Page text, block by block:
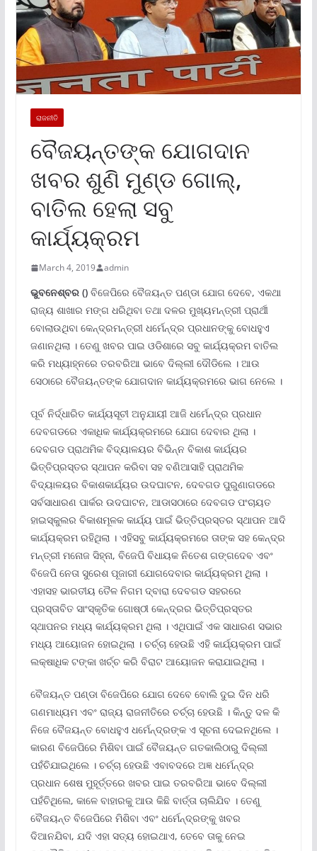
ରାଜନୀତି
ବୈଜୟନ୍ତଙ୍କ ଯୋଗଦାନ
ଖବର ଶୁଣି ମୁଣ୍ଡ ଗୋଲ୍,
ବାତିଲ ହେଲା ସବୁ
କାର୍ଯ୍ୟକ୍ରମ
March 4, 2019 admin
ଭୁବନେଶ୍ବର ()ବିଜେପିରେ ବୈଜୟନ୍ତ ପଣ୍ଡା ଯୋଗ ଦେବେ, ଏକଥା
ରାଜ୍ୟ ଶାଖାର ମଙ୍ଗ ଧରିଥିବା ତଥା ଦଳର ମୁଖ୍ୟମନ୍ତ୍ରୀ ପ୍ରାର୍ଥୀ
ବୋଲାଉଥିବା କେନ୍ଦ୍ରମନ୍ତ୍ରୀ ଧର୍ମେନ୍ଦ୍ର ପ୍ରଧାନଙ୍କୁ ବୋଧହୁଏ
ଜଣାନଥିଲା । ତେଣୁ ଖବର ପାଇ ଓଡିଶାରେ ସବୁ କାର୍ଯ୍ୟକ୍ରମ ବାତିଲ
କରି ମଧ୍ୟାହ୍ନରେ ତରବରିଆ ଭାବେ ଦିଲ୍ଲୀ ଦୌଡିଲେ । ଆଉ
ସେଠାରେ ବୈଜୟନ୍ତଙ୍କ ଯୋଗଦାନ କାର୍ଯ୍ୟକ୍ରମରେ ଭାଗ ନେଲେ ।
ପୂର୍ବ ନିର୍ଦ୍ଧାରିତ କାର୍ଯ୍ୟସୂଚୀ ଅନୁଯାୟୀ ଆଜି ଧର୍ମେନ୍ଦ୍ର ପ୍ରଧାନ
ଦେବଗଡରେ ଏକାଧିକ କାର୍ଯ୍ୟକ୍ରମରେ ଯୋଗ ଦେବାର ଥିଲା ।
ଦେବଗଡ ପ୍ରାଥମିକ ବିଦ୍ୟାଳୟର ବିଭିନ୍ନ ବିକାଶ କାର୍ଯ୍ୟର
ଭିତ୍ତିପ୍ରସ୍ତର ସ୍ଥାପନ କରିବା ସହ ବଣିଆସାହି ପ୍ରାଥମିକ
ବିଦ୍ୟାଳୟର ବିକାଶକାର୍ଯ୍ୟର ଉଦଘାଟନ, ଦେବଗଡ ପୁରୁଣାଗଡରେ
ସର୍ବସାଧାରଣ ପାର୍କର ଉଦଘାଟନ, ଆଡାସଠାରେ ଦେବଗଡ ପଂଚାୟତ
ହାଇସ୍କୁଲର ବିକାଶମୂଳକ କାର୍ଯ୍ୟ ପାଇଁ ଭିତ୍ତିପ୍ରସ୍ତର ସ୍ଥାପନ ଆଦି
କାର୍ଯ୍ୟକ୍ରମ ରହିଥିଲା । ଏହିସବୁ କାର୍ଯ୍ୟକ୍ରମରେ ତାଙ୍କ ସହ କେନ୍ଦ୍ର
ମନ୍ତ୍ରୀ ମନୋଜ ସିହ୍ନା, ବିଜେପି ବିଧାୟକ ନିତେଶ ଗଙ୍ଗଦେବ ଏବଂ
ବିଜେପି ନେତା ସୁରେଶ ପୂଜାରୀ ଯୋଗଦେବାର କାର୍ଯ୍ୟକ୍ରମ ଥିଲା ।
ଏହାସହ ଭାରତୀୟ ତୈଳ ନିଗମ ଦ୍ବାରା ଦେବଗଡ ସହରରେ
ପ୍ରସ୍ତାବିତ ସାଂସ୍କୃତିକ ଗୋଷ୍ଠୀ କେନ୍ଦ୍ରର ଭିତ୍ତିପ୍ରସ୍ତର
ସ୍ଥାପନର ମଧ୍ୟ କାର୍ଯ୍ୟକ୍ରମ ଥିଲା । ଏଥିପାଇଁ ଏକ ସାଧାରଣ ସଭାର
ମଧ୍ୟ ଆୟୋଜନ ହୋଇଥିଲା । ଚର୍ଚ୍ଚା ହେଉଛି ଏହି କାର୍ଯ୍ୟକ୍ରମ ପାଇଁ
ଲକ୍ଷାଧିକ ଟଙ୍କା ଖର୍ଚ୍ଚ କରି ବିରାଟ ଆୟୋଜନ କରାଯାଇଥିଲା ।
ବୈଜୟନ୍ତ ପଣ୍ଡା ବିଜେପିରେ ଯୋଗ ଦେବେ ବୋଲି ଦୁଇ ଦିନ ଧରି
ଗଣମାଧ୍ୟମ ଏବଂ ରାଜ୍ୟ ରାଜନୀତିରେ ଚର୍ଚ୍ଚା ହେଉଛି । କିନ୍ତୁ ଦଳ କି
ନିଜେ ବୈଜୟନ୍ତ ବୋଧହୁଏ ଧର୍ମେନ୍ଦ୍ରଙ୍କ ଏ ସୂଚନା ଦେଇନଥିଲେ ।
କାରଣ ବିଜେପିରେ ମିଶିବା ପାଇଁ ବୈଜୟନ୍ତ ଗତକାଲିଠାରୁ ଦିଲ୍ଲୀ
ପହଁଚିଯାଇଥିଲେ । ଚର୍ଚ୍ଚା ହେଉଛି ଏବାବଦରେ ଅଜ୍ଞ ଧର୍ମେନ୍ଦ୍ର
ପ୍ରଧାନ ଶେଷ ମୁହୂର୍ତ୍ତରେ ଖବର ପାଇ ତରବରିଆ ଭାବେ ଦିଲ୍ଲୀ
ପହଁଚିଥିଲେ, କାଳେ ବାହାରକୁ ଆଉ କିଛି ବାର୍ତ୍ତା ଚାଲିଯିବ । ତେଣୁ
ବୈଜୟନ୍ତ ବିଜେପିରେ ମିଶିବା ଏବଂ ଧର୍ମେନ୍ଦ୍ରଙ୍କୁ ଖବର
ଦିଆନଯିବା, ଯଦି ଏହା ସତ୍ୟ ହୋଇଥାଏ, ତେବେ ତାକୁ ନେଇ